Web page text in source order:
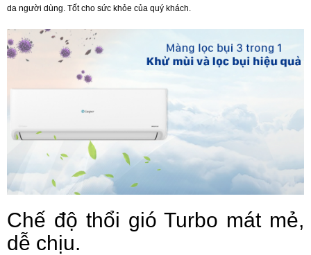
da người dùng. Tốt cho sức khỏe của quý khách.
Chế độ thổi gió Turbo mát mẻ,
dễ chịu.